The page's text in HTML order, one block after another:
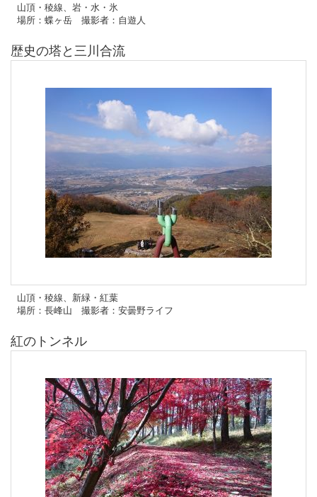
山頂・稜線、岩・水・氷
場所：蝶ヶ岳 撮影者：自遊人
歴史の塔と三川合流
山頂・稜線、新緑・紅葉
場所：長峰山 撮影者：安曇野ライフ
紅のトンネル